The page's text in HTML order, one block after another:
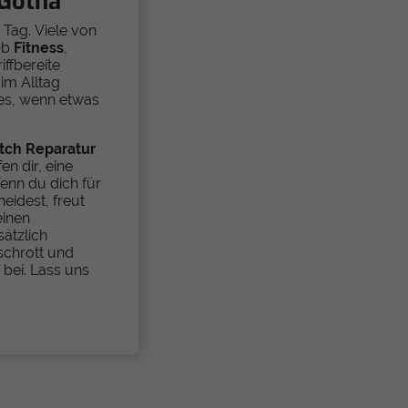
Viele von
Fitness
Alltag
wenn etwas
Reparatur
dir, eine
du dich für
freut
und
bei. Lass uns